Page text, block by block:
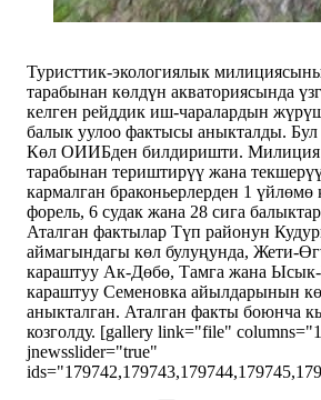
Туристтик-экологиялык
тарабынан көлдүн акваториясында
келген рейддик иш-чаралардын
балык уулоо фактысы аныкталды.
Көл ОИИБден билдиришти. Милиция
тарабынан териштирүү жана
кармалган браконьерлерден 1 үйлөмө
форель, 6 судак жана 28 сига
Аталган фактылар Түп районун
аймагындагы көл булуңунда, Жети-
караштуу Ак-Дөбө, Тамга жана
караштуу Семеновка айылдарынын
аныкталган. Аталган факты боюнча
козголду. [gallery link="file"
jnewsslider="true"